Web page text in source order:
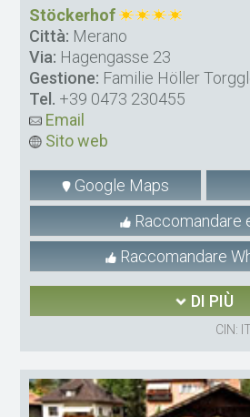
Stöckerhof
Città: Merano
Via: Hagengasse 23
Gestione: Familie Höller
Tel. +39 0473 230455
Email
Sito web
Google Maps
Raccomandare
Raccomandare
DI PIÙ
CIN: